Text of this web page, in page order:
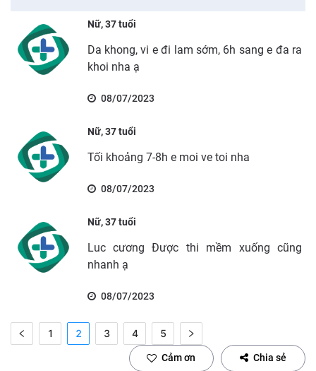
Nữ, 37 tuổi
Da khong, vi e đi lam sớm, 6h sang e đa ra
khoi nha ạ
08/07/2023
Nữ, 37 tuổi
Tối khoảng 7-8h e moi ve toi nha
08/07/2023
Nữ, 37 tuổi
Luc cương Được thi mềm xuống cũng
nhanh ạ
08/07/2023
1 2 3 4 5
Cảm ơn Chia sẻ